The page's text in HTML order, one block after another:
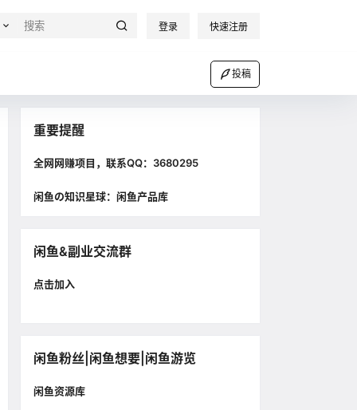
登录 快速注册
投稿
重要提醒
全网网赚项目，联系QQ：3680295
闲鱼の知识星球：闲鱼产品库
闲鱼&副业交流群
点击加入
闲鱼粉丝|闲鱼想要|闲鱼游览
闲鱼资源库